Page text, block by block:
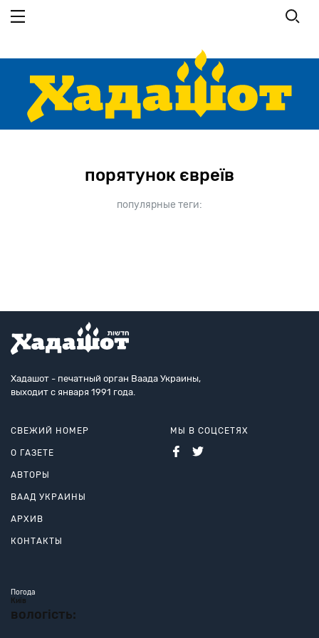
порятунок євреїв
популярные теги:
Хадашот - печатный орган Ваада Украины,
выходит с января 1991 года.
СВЕЖИЙ НОМЕР
О ГАЗЕТЕ
АВТОРЫ
ВААД УКРАИНЫ
АРХИВ
КОНТАКТЫ
МЫ В СОЦСЕТЯХ
Погода
Київ
вологість: